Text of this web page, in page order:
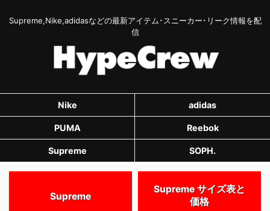
Supreme,Nike,adidasなどの最新アイテム･スニーカー･リーク情報を配
信
Nike adidas
PUMA Reebok
Supreme SOPH.
Supreme
Supreme サイズ表と
価格